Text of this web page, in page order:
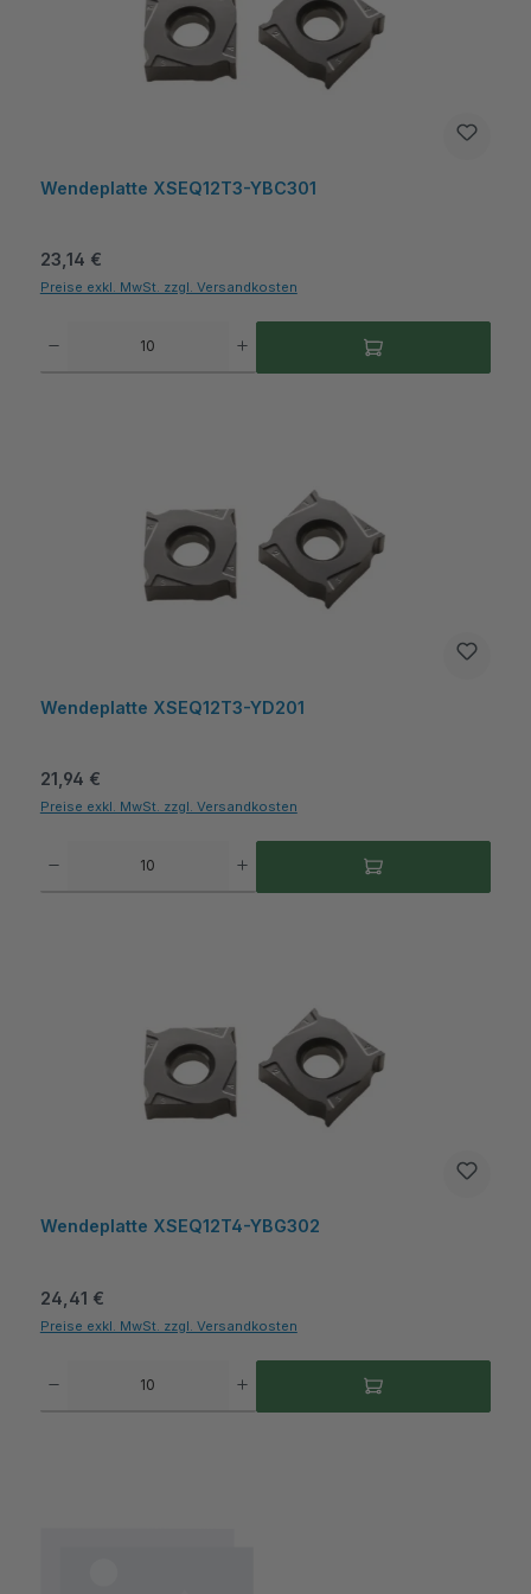
Wendeplatte XSEQ12T3-YBC301
Regulärer Preis:
23,14 €
Preise exkl. MwSt. zzgl. Versandkosten
Wendeplatte XSEQ12T3-YD201
Regulärer Preis:
21,94 €
Preise exkl. MwSt. zzgl. Versandkosten
Wendeplatte XSEQ12T4-YBG302
Regulärer Preis:
24,41 €
Preise exkl. MwSt. zzgl. Versandkosten